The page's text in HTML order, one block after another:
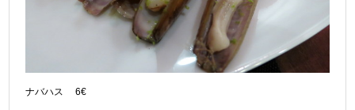
ナバハス 6€